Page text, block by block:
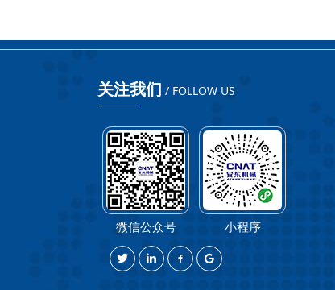
关注我们 / FOLLOW US
微信公众号 小程序